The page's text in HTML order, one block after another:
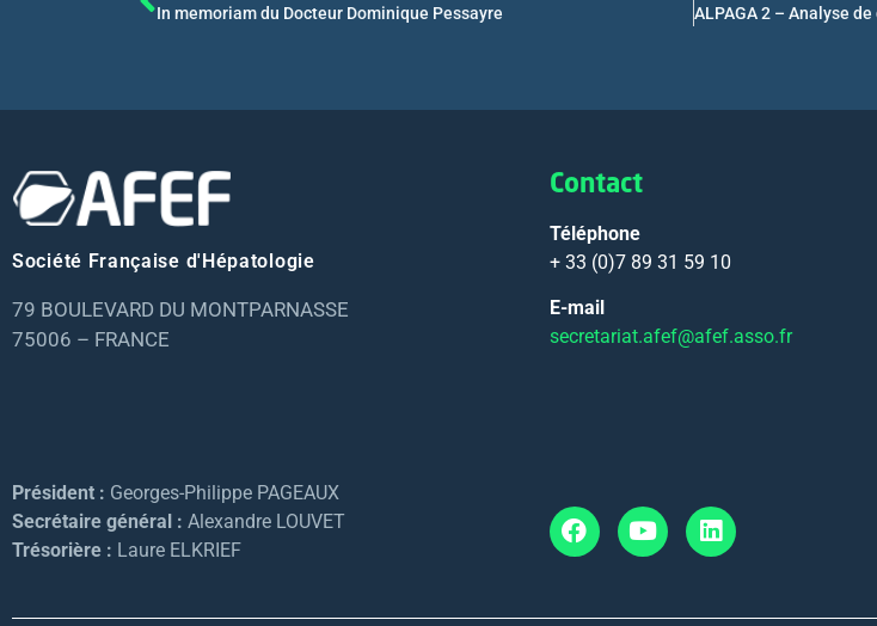
In memoriam du Docteur Dominique Pessayre
Société Française d'Hépatologie
79 BOULEVARD DU MONTPARNASSE
75006 – FRANCE
Président : Georges-Philippe PAGEAUX
Secrétaire général : Alexandre LOUVET
Trésorière : Laure ELKRIEF
Contact
Téléphone
+ 33 (0)7 89 31 59 10
E-mail
secretariat.afef@afef.asso.fr